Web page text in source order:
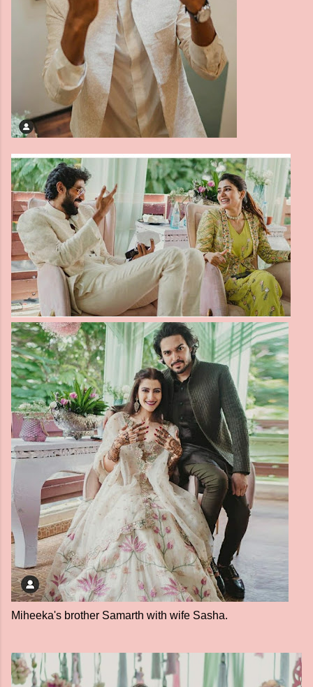
Miheeka's brother Samarth with wife Sasha.